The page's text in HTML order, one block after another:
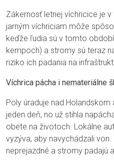
Zákernosť letnej víchricice je
jarným víchriciam môže
keďže ľudia sú v tomto
kempoch) a stromy sú teraz
riziko ich padania na
Víchrica pácha i nemateriálne
Poly úraduje nad
jeden deň, no už stihla
obete na životoch. Lokálne
vyzýva, aby navychádzali
neprejazdné a stromy padajú